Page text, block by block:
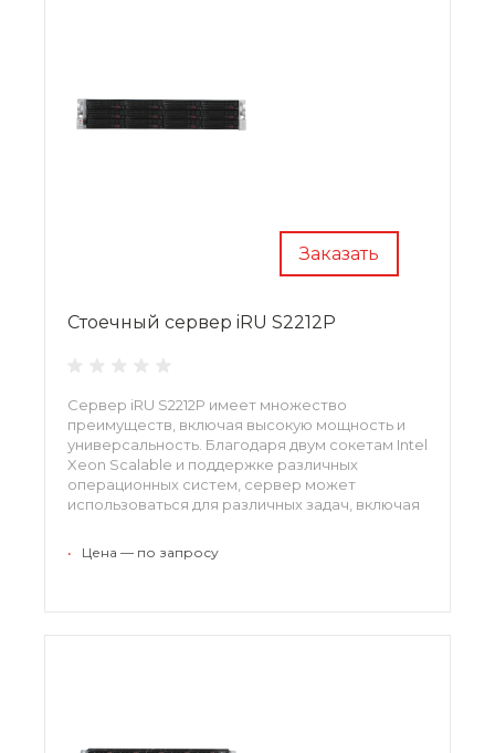
Заказать
Стоечный сервер iRU S2212P
Сервер iRU S2212P имеет множество
преимуществ, включая высокую мощность и
универсальность. Благодаря двум сокетам Intel
Xeon Scalable и поддержке различных
операционных систем, сервер может
использоваться для различных задач, включая
• Цена — по запросу